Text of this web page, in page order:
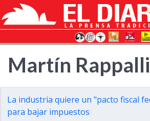
Martín
La industria quiere un "pacto fiscal
para bajar impuestos